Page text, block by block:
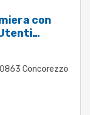
con
Concorezzo